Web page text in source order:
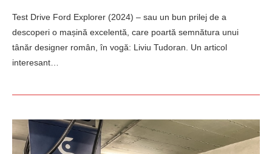
Test Drive Ford Explorer (2024) – sau un bun prilej de a
descoperi o mașină excelentă, care poartă semnătura unui
tânăr designer român, în vogă: Liviu Tudoran. Un articol
interesant…